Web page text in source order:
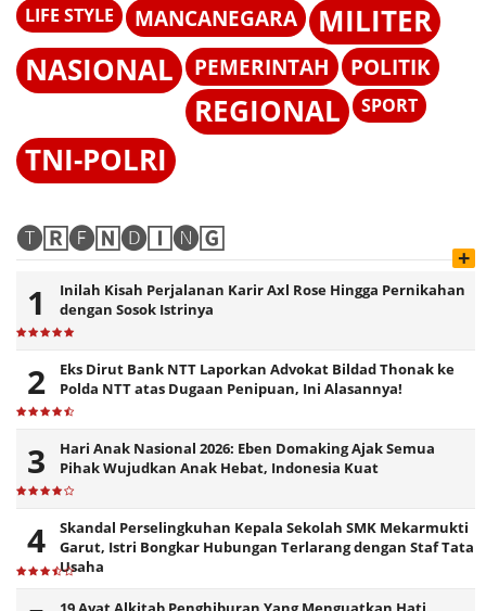
LIFE STYLE MANCANEGARA
MILITER
NASIONAL
PEMERINTAH POLITIK
REGIONAL SPORT
TNI-POLRI
🅣🅁🅔🄽🅓🄸🅝🄶
+
Inilah Kisah Perjalanan Karir Axl Rose Hingga Pernikahan
dengan Sosok Istrinya
Eks Dirut Bank NTT Laporkan Advokat Bildad Thonak ke
Polda NTT atas Dugaan Penipuan, Ini Alasannya!
Hari Anak Nasional 2026: Eben Domaking Ajak Semua
Pihak Wujudkan Anak Hebat, Indonesia Kuat
Skandal Perselingkuhan Kepala Sekolah SMK Mekarmukti
Garut, Istri Bongkar Hubungan Terlarang dengan Staf Tata
Usaha